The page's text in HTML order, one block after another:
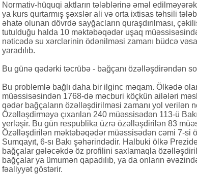
Normativ-hüquqi aktların tələblərinə əməl
ya kurs qurtarmış şəxslər ali və orta ixtisas təhsili
əhatə olunan dövrdə sayğacların quraşdırılması,
tutulduğu halda 10 məktəbəqədər uşaq müəssisəsində
nəticədə su xərclərinin ödənilməsi zamanı büdcə
yaradılıb.
Bu günə qədərki təcrübə - bağçanı özəlləşdirəndən
Bu problemlə bağlı daha bir ilginc məqam. Ölkədə
müəssisəsindən 1768-də məcburi köçkün ailələri
qədər bağçaların özəlləşdirilməsi zamanı yol verilən
Özəlləşdirməyə çıxarılan 240 müəssisədən 113-ü
yerləşir. Bu gün respublika üzrə özəlləşdirilən 83
Özəlləşdirilən məktəbəqədər müəssisədən cəmi 7-si
Sumqayıt, 6-sı Bakı şəhərindədir. Halbuki ölkə
bağçalar gələcəkdə öz profilini saxlamaqla
bağçalar ya ümumən qapadılıb, ya da onların
fəaliyyət göstərir.